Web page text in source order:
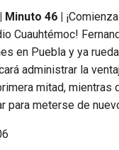
Minuto 46 |
Cuauhtémoc!
en Puebla y ya
administrar la
mitad, mientras
para meterse de